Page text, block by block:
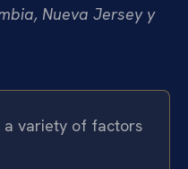
Nueva Jersey y
a variety of factors